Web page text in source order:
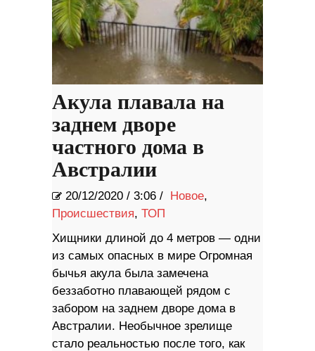
Акула плавала на
заднем дворе
частного дома в
Австралии
20/12/2020 / 3:06 / Новое,
Происшествия, ТОП
Хищники длиной до 4 метров — одни
из самых опасных в мире Огромная
бычья акула была замечена
беззаботно плавающей рядом с
забором на заднем дворе дома в
Австралии. Необычное зрелище
стало реальностью после того, как